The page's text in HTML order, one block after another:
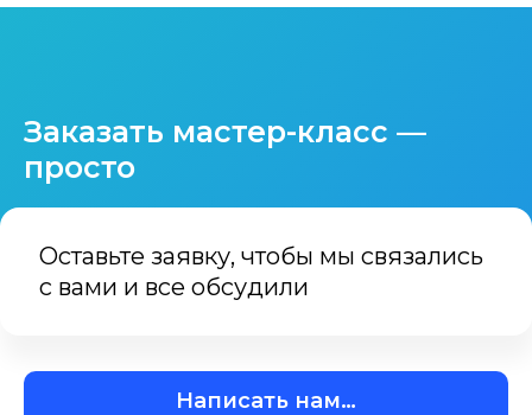
Заказать мастер-класс —
просто
Оставьте заявку, чтобы мы связались
с вами и все обсудили
Написать нам…